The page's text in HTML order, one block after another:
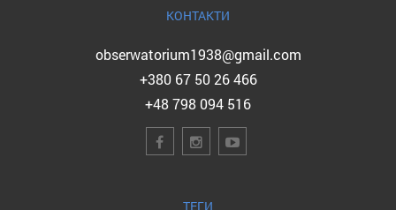
КОНТАКТИ
obserwatorium1938@gmail.com
+380 67 50 26 466
+48 798 094 516
ТЕГИ